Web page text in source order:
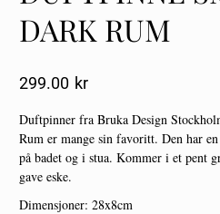
DARK RUM
299.00 Kr
Duftpinner fra Bruka Design
Rum er mange sin favoritt. Den har
på badet og i stua. Kommer i et pent
gave eske.
Dimensjoner: 28x8cm